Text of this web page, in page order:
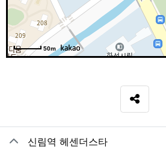
50m
SNS
관련자료
신림역 헤센더스타